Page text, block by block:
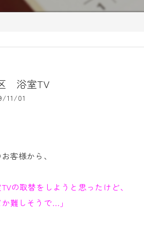
浴室TV
11/01
客様から、
TVの取替をしようと思ったけど、
難しそうで…」